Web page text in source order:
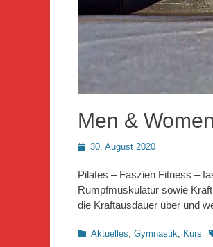
Men &
Posted30. August 2020
Pilates – Faszien Fitness –
Rumpfmuskulatur sowie
die Kraftausdauer über und
Kategorien
Aktuelles, Gymnastik, Kurs